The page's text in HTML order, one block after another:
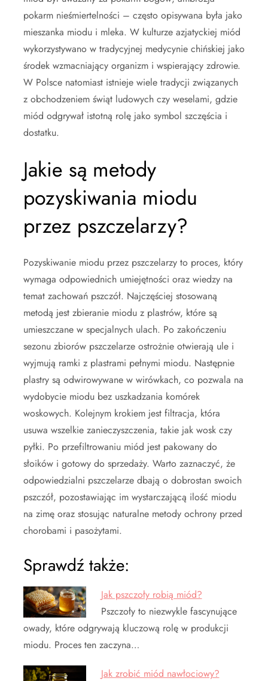
pokarm nieśmiertelności – często opisywana była jako
mieszanka miodu i mleka. W kulturze azjatyckiej miód
wykorzystywano w tradycyjnej medycynie chińskiej jako
środek wzmacniający organizm i wspierający zdrowie.
W Polsce natomiast istnieje wiele tradycji związanych
z obchodzeniem świąt ludowych czy weselami, gdzie
miód odgrywał istotną rolę jako symbol szczęścia i
dostatku.
Jakie są metody
pozyskiwania miodu
przez pszczelarzy?
Pozyskiwanie miodu przez pszczelarzy to proces, który
wymaga odpowiednich umiejętności oraz wiedzy na
temat zachowań pszczół. Najczęściej stosowaną
metodą jest zbieranie miodu z plastrów, które są
umieszczane w specjalnych ulach. Po zakończeniu
sezonu zbiorów pszczelarze ostrożnie otwierają ule i
wyjmują ramki z plastrami pełnymi miodu. Następnie
plastry są odwirowywane w wirówkach, co pozwala na
wydobycie miodu bez uszkadzania komórek
woskowych. Kolejnym krokiem jest filtracja, która
usuwa wszelkie zanieczyszczenia, takie jak wosk czy
pyłki. Po przefiltrowaniu miód jest pakowany do
słoików i gotowy do sprzedaży. Warto zaznaczyć, że
odpowiedzialni pszczelarze dbają o dobrostan swoich
pszczół, pozostawiając im wystarczającą ilość miodu
na zimę oraz stosując naturalne metody ochrony przed
chorobami i pasożytami.
Sprawdź także:
Jak pszczoły robią miód?
Pszczoły to niezwykle fascynujące
owady, które odgrywają kluczową rolę w produkcji
miodu. Proces ten zaczyna…
Jak zrobić miód nawłociowy?